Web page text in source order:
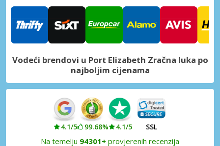
Vodeći brendovi u Port Elizabeth Zračna luka po
najboljim cijenama
4.1/5 99.68% 4.1/5 SSL
Na temelju 94301+ provjerenih recenzija